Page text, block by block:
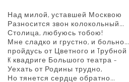
Над милой, уставшей Москвою
Разносится звон колокольный…
Столица, любуюсь тобою!
Мне сладко и грустно, и больно…
пройдусь от Цветного и Tрубной
K квадриге Большого театра –
Уехать от Родины трудно,
Но тянется сердце обратно…